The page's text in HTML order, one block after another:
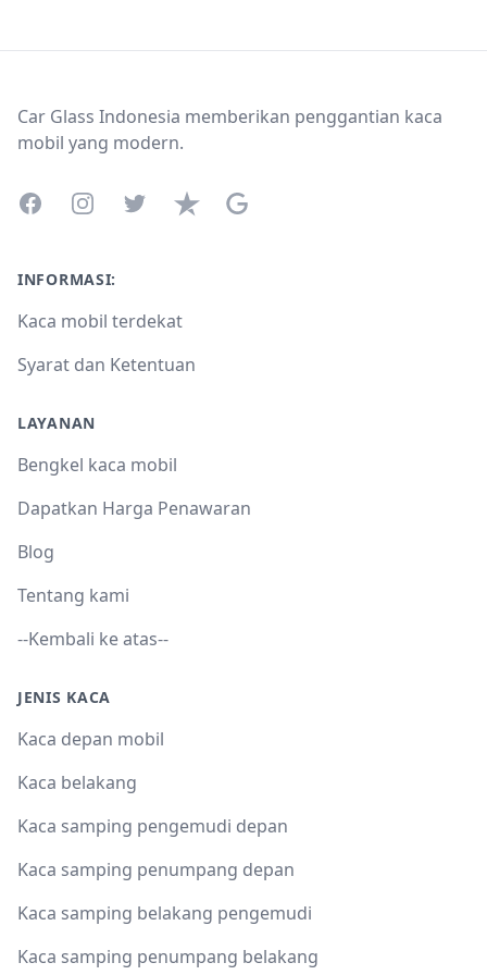
Car Glass Indonesia memberikan penggantian kaca
mobil yang modern.
FacebookInstagramTwitterTrustpilotGoogle Business Profile
INFORMASI:
Kaca mobil terdekat
Syarat dan Ketentuan
LAYANAN
Bengkel kaca mobil
Dapatkan Harga Penawaran
Blog
Tentang kami
--Kembali ke atas--
JENIS KACA
Kaca depan mobil
Kaca belakang
Kaca samping pengemudi depan
Kaca samping penumpang depan
Kaca samping belakang pengemudi
Kaca samping penumpang belakang